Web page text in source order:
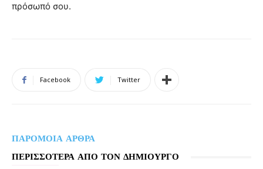
πρόσωπό σου.
Facebook Twitter
ΠΑΡΟΜΟΙΑ ΑΡΘΡΑ
ΠΕΡΙΣΣΟΤΕΡΑ ΑΠΟ ΤΟΝ ΔΗΜΙΟΥΡΓΟ